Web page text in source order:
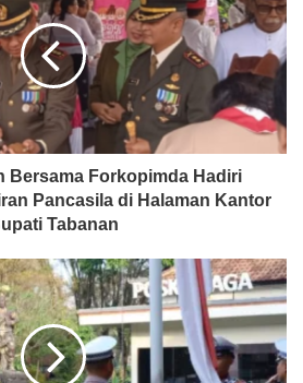
Bersama Forkopimda Hadiri
Pancasila di Halaman Kantor
Tabanan